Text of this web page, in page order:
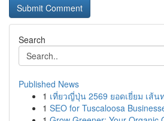
Search
Published News
1 เที่ยวญี่ปุ่น 2569 ยอดเยี่ยม เส้น
1 SEO for Tuscaloosa